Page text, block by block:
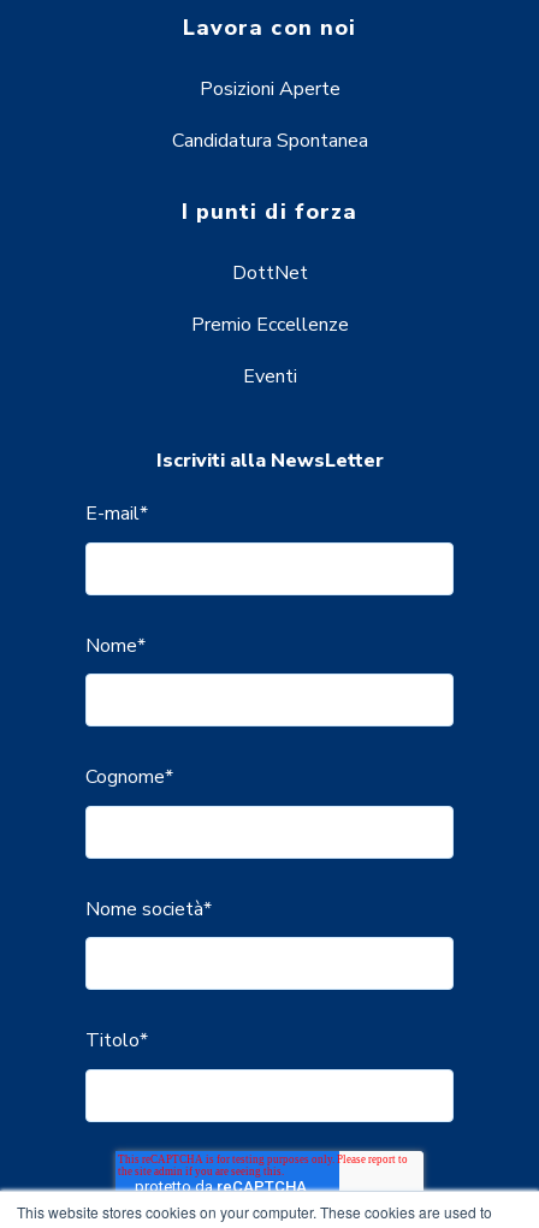
This website stores cookies on your computer. These cookies are used to
Lavora con noi
Posizioni Aperte
Candidatura Spontanea
I punti di forza
DottNet
Premio Eccellenze
Eventi
Iscriviti alla NewsLetter
E-mail*
Nome*
Cognome*
Nome società*
Titolo*